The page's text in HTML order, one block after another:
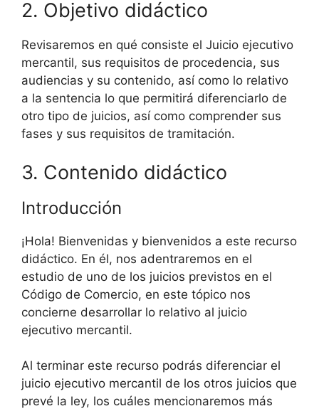
2. Objetivo didáctico
Revisaremos en qué consiste el Juicio ejecutivo
mercantil, sus requisitos de procedencia, sus
audiencias y su contenido, así como lo relativo
a la sentencia lo que permitirá diferenciarlo de
otro tipo de juicios, así como comprender sus
fases y sus requisitos de tramitación.
3. Contenido didáctico
Introducción
¡Hola! Bienvenidas y bienvenidos a este recurso
didáctico. En él, nos adentraremos en el
estudio de uno de los juicios previstos en el
Código de Comercio, en este tópico nos
concierne desarrollar lo relativo al juicio
ejecutivo mercantil.
Al terminar este recurso podrás diferenciar el
juicio ejecutivo mercantil de los otros juicios que
prevé la ley, los cuáles mencionaremos más